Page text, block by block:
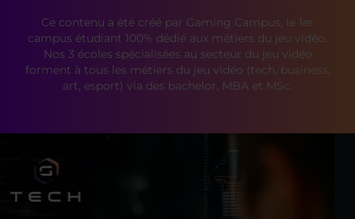
Ce contenu a été créé par Gaming Campus, le 1er
campus étudiant 100% dédié aux métiers du jeu vidéo.
Nos 3 écoles spécialisées au secteur du jeu vidéo
forment à tous les métiers du jeu vidéo (tech, business,
art, esport) via des bachelor, MBA et MSc.